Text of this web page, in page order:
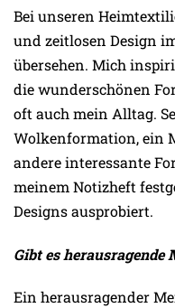
Bei unseren
und zeitlosen Design
übersehen. Mich
die wunderschönen
oft auch mein Alltag.
Wolkenformation, ein
andere interessante
meinem Notizheft
Designs ausprobiert.
Gibt es herausragende
Ein herausragender